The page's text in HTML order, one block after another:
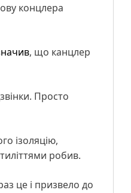
концлера
, що канцлер
Просто
ізоляцію,
робив.
це і призвело до